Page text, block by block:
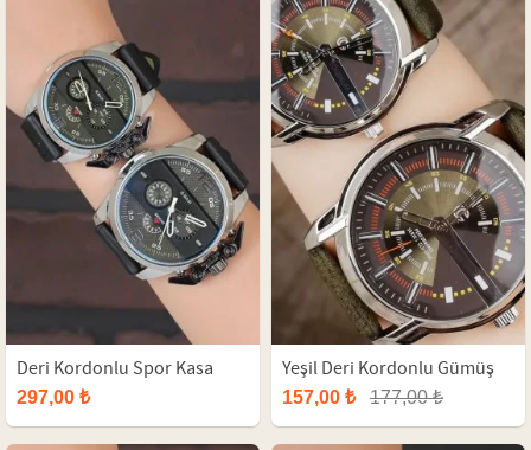
Deri Kordonlu Spor Kasa
Sevgili Saatleri
297,00 ₺
Yeşil Deri Kordonlu Gümüş
Renk Metal Kasa Sevgili Saat
157,00 ₺ 177,00 ₺